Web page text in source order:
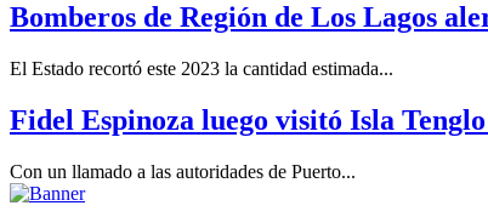
Bomberos de Región de Los Lagos
El Estado recortó este 2023 la cantidad estimada...
Fidel Espinoza luego visitó Isla
Con un llamado a las autoridades de Puerto...